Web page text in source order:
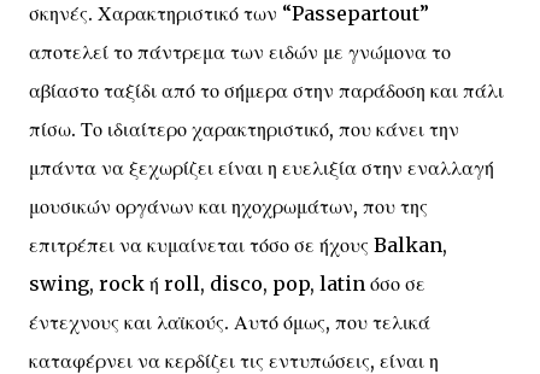
σκηνές. Χαρακτηριστικό των “Passepartout”
αποτελεί το πάντρεμα των ειδών με γνώμονα το
αβίαστο ταξίδι από το σήμερα στην παράδοση και πάλι
πίσω. Το ιδιαίτερο χαρακτηριστικό, που κάνει την
μπάντα να ξεχωρίζει είναι η ευελιξία στην εναλλαγή
μουσικών οργάνων και ηχοχρωμάτων, που της
επιτρέπει να κυμαίνεται τόσο σε ήχους Balkan,
swing, rock ή roll, disco, pop, latin όσο σε
έντεχνους και λαϊκούς. Αυτό όμως, που τελικά
καταφέρνει να κερδίζει τις εντυπώσεις, είναι η